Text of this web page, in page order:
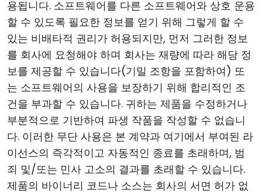
용됩니다. 소프트웨어를 다른 소프트웨어와 상호 운용
할 수 있도록 필요한 정보를 얻기 위해 그렇게 할 수
있는 비배타적 권리가 허용되지만, 먼저 그러한 정보
를 회사에 요청해야 하며 회사는 재량에 따라 해당 정
보를 제공할 수 있습니다(기밀 조항을 포함하여) 또
는 소프트웨어의 사용을 보장하기 위해 합리적인 조
건을 부과할 수 있습니다. 귀하는 제품을 수정하거나
부분적으로 기반하여 파생 작품을 작성할 수 없습니
다. 이러한 무단 사용은 본 계약과 여기에서 부여된 라
이선스의 즉각적이고 자동적인 종료를 초래하며, 범
죄 및/또는 민사 고소의 결과를 초래할 수 있습니다.
제품의 바이너리 코드나 소스는 회사의 서면 허가 없